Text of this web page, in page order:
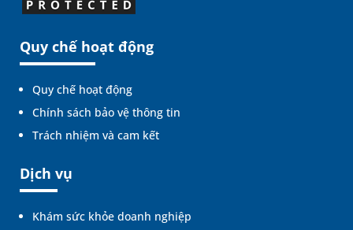
Quy chế hoạt động
Quy chế hoạt động
Chính sách bảo vệ thông tin
Trách nhiệm và cam kết
Dịch vụ
Khám sức khỏe doanh nghiệp